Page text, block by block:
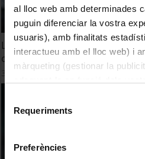
al lloc web amb determinades
puguin diferenciar la vostra
usuaris), amb finalitats
interactueu amb el lloc web) i
màrqueting (gestionar la
consultar laPolítica de
Requeriments
Preferències
La nidificación emergente de
catalana
30 novembre, 2021